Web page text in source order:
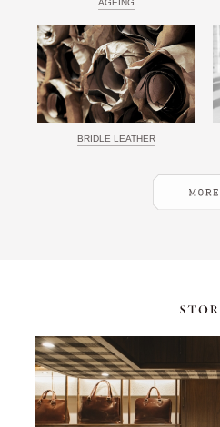
AGEING
BRIDLE LEATHER